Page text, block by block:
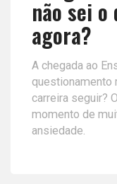
não sei o
agora?
A chegada ao
questionamento
carreira seguir?
momento de
ansiedade.